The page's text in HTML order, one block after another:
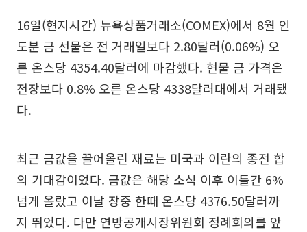
16일(현지시간) 뉴욕상품거래소(COMEX)에서 8월 인
도분 금 선물은 전 거래일보다 2.80달러(0.06%) 오
른 온스당 4354.40달러에 마감했다. 현물 금 가격은
전장보다 0.8% 오른 온스당 4338달러대에서 거래됐
다.
최근 금값을 끌어올린 재료는 미국과 이란의 종전 합
의 기대감이었다. 금값은 해당 소식 이후 이틀간 6%
넘게 올랐고 이날 장중 한때 온스당 4376.50달러까
지 뛰었다. 다만 연방공개시장위원회 정례회의를 앞